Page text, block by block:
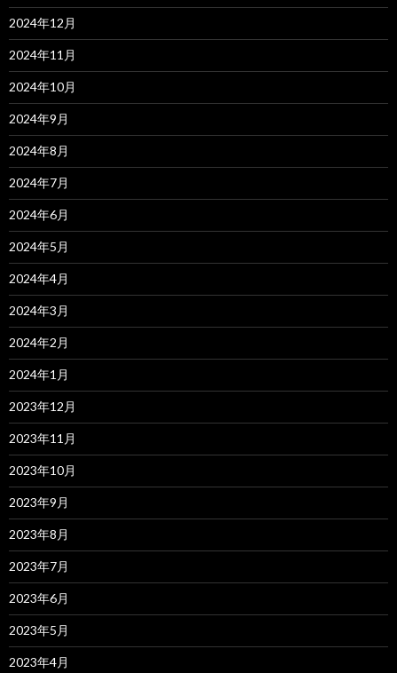
2024年12月
2024年11月
2024年10月
2024年9月
2024年8月
2024年7月
2024年6月
2024年5月
2024年4月
2024年3月
2024年2月
2024年1月
2023年12月
2023年11月
2023年10月
2023年9月
2023年8月
2023年7月
2023年6月
2023年5月
2023年4月